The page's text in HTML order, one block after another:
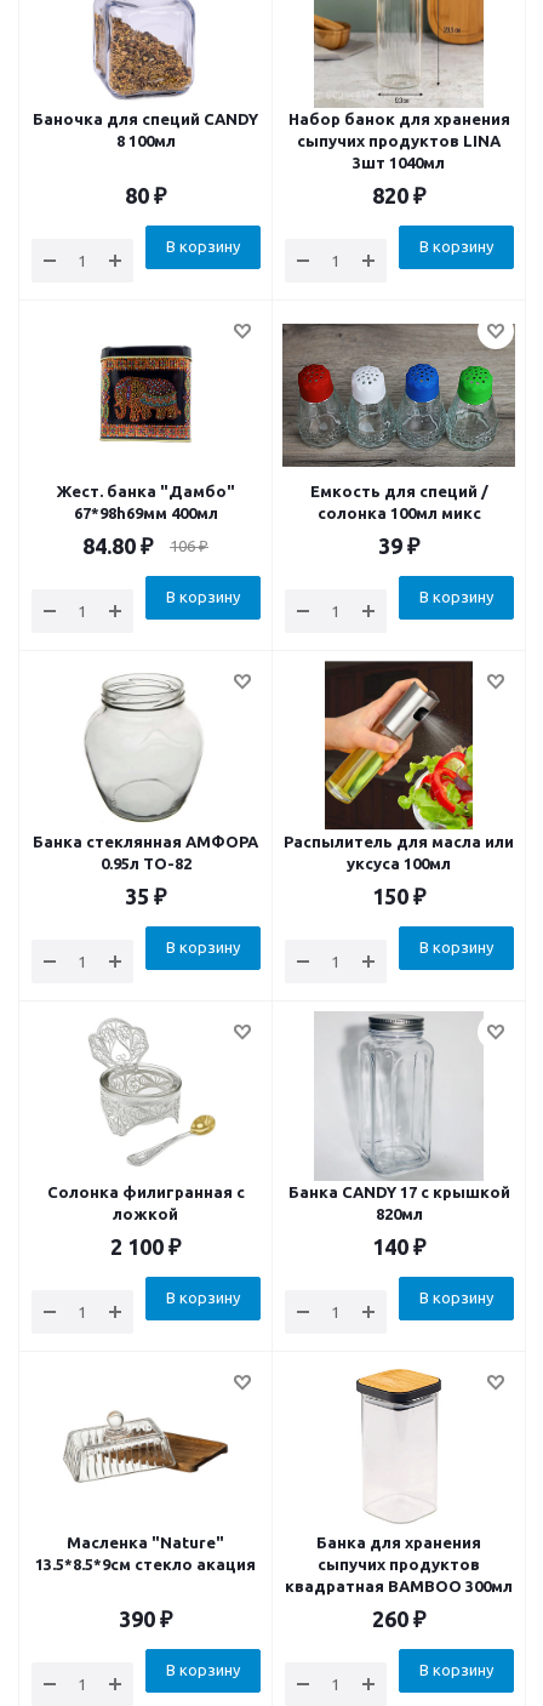
Баночка для специй CANDY
8 100мл
80 ₽
В корзину
Набор банок для хранения
сыпучих продуктов LINA
3шт 1040мл
820 ₽
В корзину
Жест. банка "Дамбо"
67*98h69мм 400мл
84.80 ₽ 106₽
В корзину
Емкость для специй /
солонка 100мл микс
39 ₽
В корзину
Банка стеклянная АМФОРА
0.95л ТО-82
35 ₽
В корзину
Распылитель для масла или
уксуса 100мл
150 ₽
В корзину
Солонка филигранная с
ложкой
2 100 ₽
В корзину
Банка CANDY 17 с крышкой
820мл
140 ₽
В корзину
Масленка "Nature"
13.5*8.5*9см стекло акация
390 ₽
В корзину
Банка для хранения
сыпучих продуктов
квадратная BAMBOO 300мл
260 ₽
В корзину